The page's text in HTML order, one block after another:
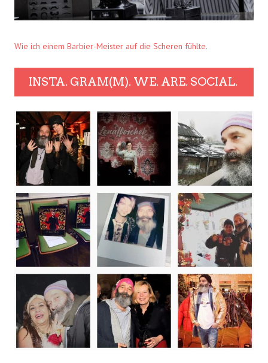
Wie ich einem Barbier-Meister auf die Scheren fühlte.
INSTA. GRAM(M). WE. ARE. SOCIAL.